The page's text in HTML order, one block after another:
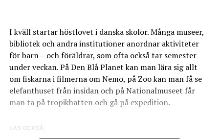
I kväll startar höstlovet i danska skolor. Många museer,
bibliotek och andra institutioner anordnar aktiviteter
för barn – och föräldrar, som ofta också tar semester
under veckan. På Den Blå Planet kan man lära sig allt
om fiskarna i filmerna om Nemo, på Zoo kan man få se
elefanthuset från insidan och på Nationalmuseet får
man ta på tropikhatten och gå på expedition.